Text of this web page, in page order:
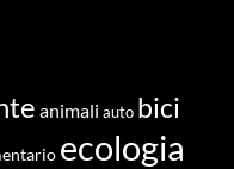
animali auto bici
ecologia